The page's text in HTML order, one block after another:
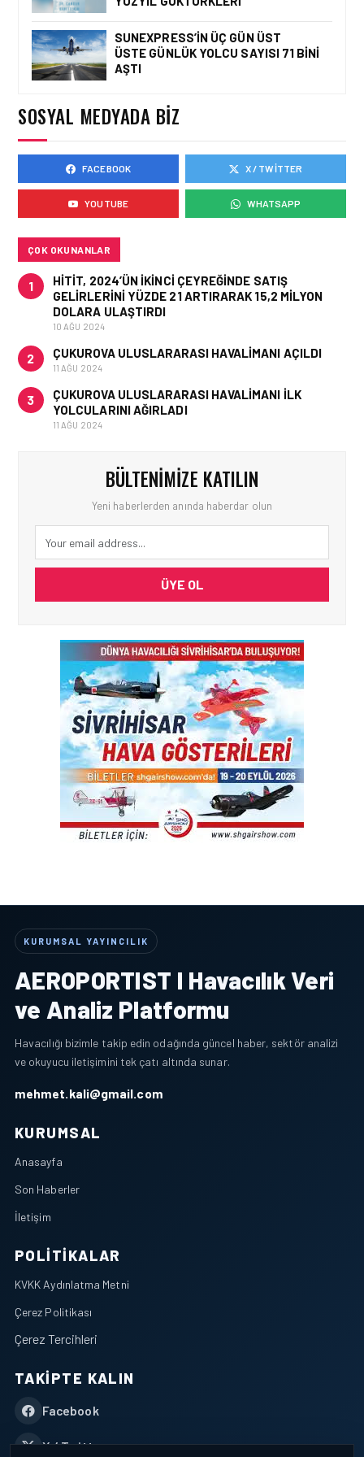
HAVAYOLU • 05 AĞU 2026
İŞ BIRLIĞI!
HAVAYOLU • 05 AĞU 2026
AIR ASTANA’DAN 2026
YILI İLK YARI FINANSAL
VE OPERASYONEL
SUNEXPRESS’IN ÜÇ GÜN ÜST
ÜSTE GÜNLÜK YOLCU SAYISI 71 BINI
AŞTI
SOSYAL MEDYADA BIZ
FACEBOOK X / TWITTER
YOUTUBE WHATSAPP
ÇOK OKUNANLAR
1
HITIT, 2024’ÜN IKINCI ÇEYREĞINDE SATIŞ
GELIRLERINI YÜZDE 21 ARTIRARAK 15,2 MILYON
DOLARA ULAŞTIRDI
10 AĞU 2024
2 ÇUKUROVA ULUSLARARASI HAVALIMANI AÇILDI
11 AĞU 2024
3
ÇUKUROVA ULUSLARARASI HAVALIMANI İLK
YOLCULARINI AĞIRLADI
11 AĞU 2024
BÜLTENIMIZE KATILIN
Yeni haberlerden anında haberdar olun
ÜYE OL
KURUMSAL YAYINCILIK
AEROPORTIST I Havacılık Veri
ve Analiz Platformu
Havacılığı bizimle takip edin odağında güncel haber, sektör analizi
ve okuyucu iletişimini tek çatı altında sunar.
mehmet.kali@gmail.com
KURUMSAL
Anasayfa
Son Haberler
İletişim
POLITIKALAR
KVKK Aydınlatma Metni
Çerez Politikası
Çerez Tercihleri
TAKIPTE KALIN
Facebook
X / Twitter